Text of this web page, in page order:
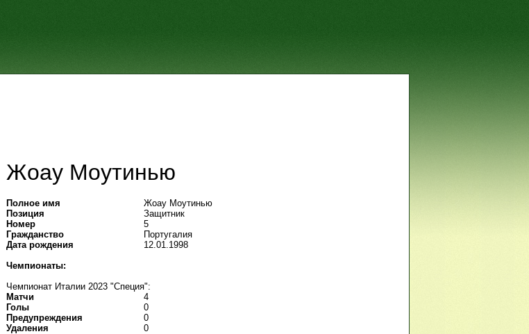
Жоау Моутинью
Полное имя
Жоау Моутинью
Позиция
Защитник
Номер
5
Гражданство
Португалия
Дата рождения
12.01.1998
Чемпионаты:
Чемпионат Италии 2023 "Специя":
Матчи
4
Голы
0
Предупреждения
0
Удаления
0